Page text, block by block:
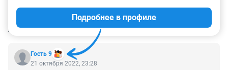
КОММЕНТАРИИ 13
Гость 9
Подробнее в профиле
21 октября 2022, 23:28